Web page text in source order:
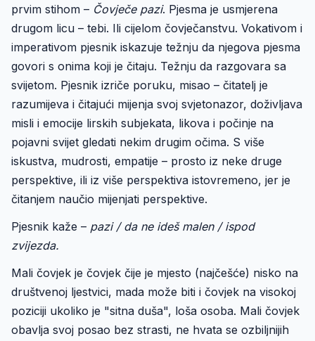
prvim stihom – Čovječe pazi. Pjesma je usmjerena
drugom licu – tebi. Ili cijelom čovječanstvu. Vokativom i
imperativom pjesnik iskazuje težnju da njegova pjesma
govori s onima koji je čitaju. Težnju da razgovara sa
svijetom. Pjesnik izriče poruku, misao – čitatelj je
razumijeva i čitajući mijenja svoj svjetonazor, doživljava
misli i emocije lirskih subjekata, likova i počinje na
pojavni svijet gledati nekim drugim očima. S više
iskustva, mudrosti, empatije – prosto iz neke druge
perspektive, ili iz više perspektiva istovremeno, jer je
čitanjem naučio mijenjati perspektive.
Pjesnik kaže – pazi / da ne ideš malen / ispod
zvijezda.
Mali čovjek je čovjek čije je mjesto (najčešće) nisko na
društvenoj ljestvici, mada može biti i čovjek na visokoj
poziciji ukoliko je "sitna duša", loša osoba. Mali čovjek
obavlja svoj posao bez strasti, ne hvata se ozbiljnijih